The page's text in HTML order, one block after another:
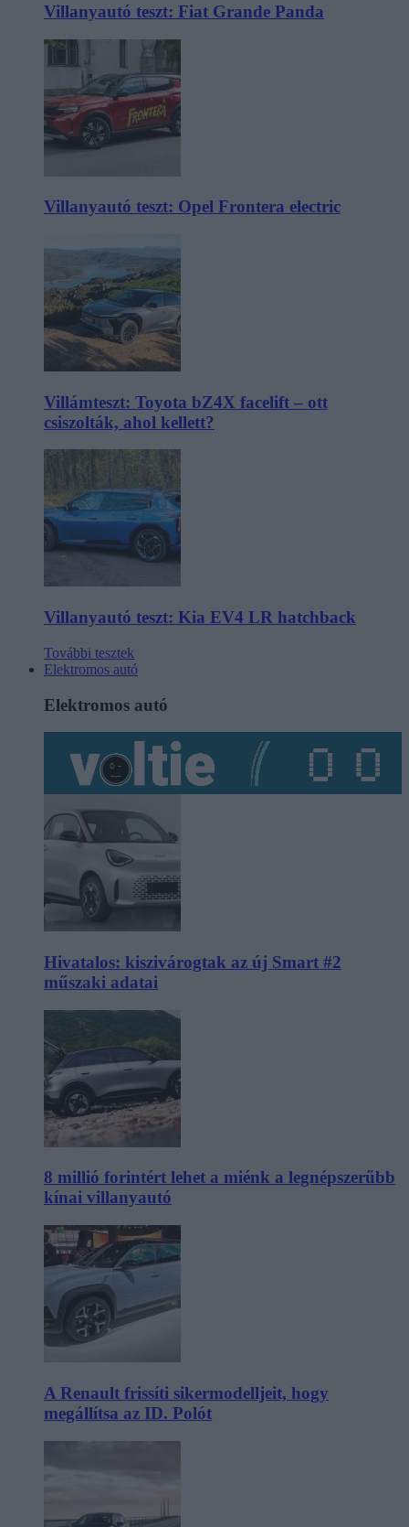
Villanyautó teszt: Fiat Grande Panda
Villanyautó teszt: Opel Frontera electric
Villámteszt: Toyota bZ4X facelift – ott
csiszolták, ahol kellett?
Villanyautó teszt: Kia EV4 LR hatchback
További tesztek
Elektromos autó
Elektromos autó
Hivatalos: kiszivárogtak az új Smart #2
műszaki adatai
8 millió forintért lehet a miénk a legnépszerűbb
kínai villanyautó
A Renault frissíti sikermodelljeit, hogy
megállítsa az ID. Polót